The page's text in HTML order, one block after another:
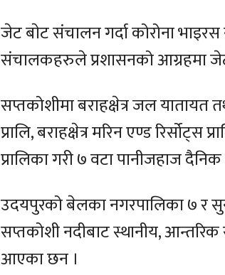
जेट बाेट संचालन गर्दा कोरोना
संचालकहरुले प्रशासनको आग्रहमा
सप्तकोशीमा बराहक्षेत्र जल यातायत
प्रालि, बराहक्षेत्र मरिन एण्ड रिर्सोट्स
प्रालिका गरी ७ वटा पानीजहाज
उदयपुरको बेलका नगरपालिका ७ र
सप्तकोशी नदीबाट स्थानीय,
आएका छन ।